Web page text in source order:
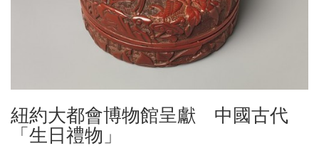
紐約大都會博物館呈獻 中國古代
「生日禮物」